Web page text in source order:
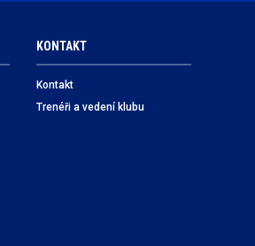
KONTAKT
Kontakt
Trenéři a vedení klubu